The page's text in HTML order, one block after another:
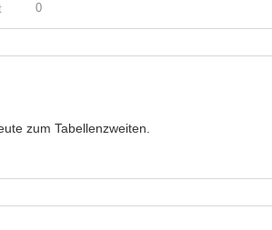
0
zum Tabellenzweiten.